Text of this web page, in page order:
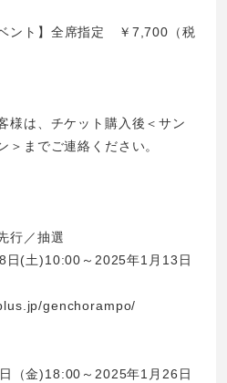
ント】全席指定 ￥7,700（税
様は、チケット購入後＜サン
＞までご連絡ください。
行／抽選
日(土)10:00～2025年1月13日
genchorampo/
（金)18:00～2025年1月26日